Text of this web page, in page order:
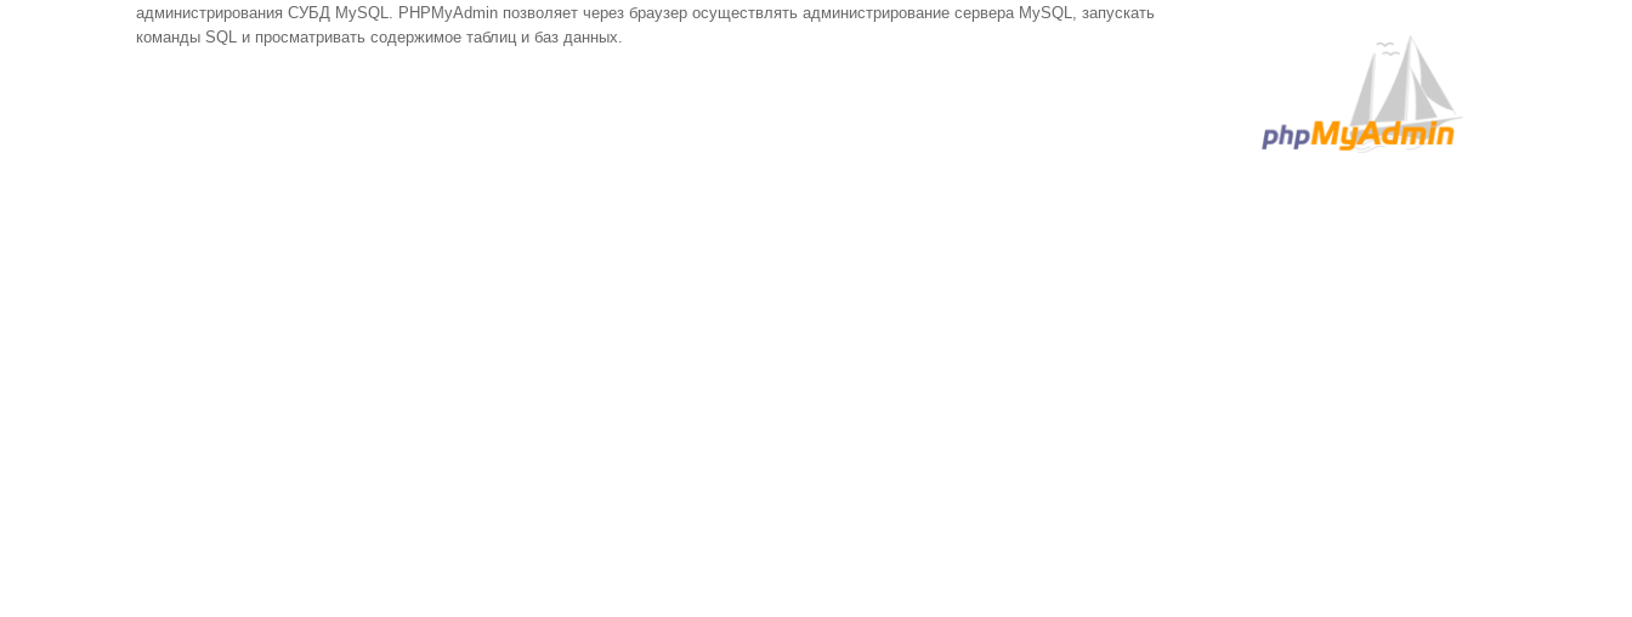
администрирования СУБД MySQL. PHPMyAdmin позволяет через браузер осуществлять администрирование сервера MySQL, запускать
команды SQL и просматривать содержимое таблиц и баз данных.